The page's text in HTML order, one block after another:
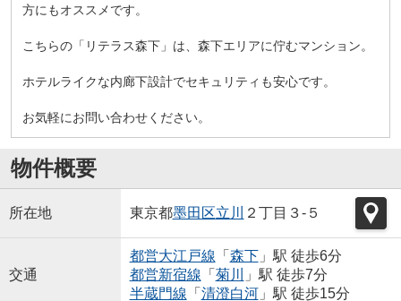
方にもオススメです。
こちらの「リテラス森下」は、森下エリアに佇むマンション。
ホテルライクな内廊下設計でセキュリティも安心です。
お気軽にお問い合わせください。
物件概要
所在地 東京都墨田区立川 ２丁目３-５
交通
都営大江戸線 「 森下」駅 徒歩6分
都営新宿線 「 菊川
」駅 徒歩7分
半蔵門線 「 清澄白河」駅 徒歩15分